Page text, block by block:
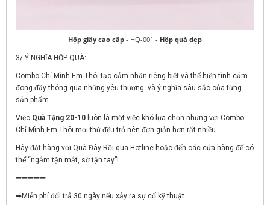
Hộp giấy cao cấp - HQ-001 - Hộp quà đẹp
3/ Ý NGHĨA HỘP QUÀ:
Combo Chỉ Mình Em Thôi tạo cảm nhận riêng biệt và thể hiện tình cảm
đong đầy thông qua những yêu thương và ý nghĩa sâu sắc của từng
sản phẩm.
Việc Quà Tặng 20-10 luôn là một việc khó lựa chọn nhưng với Combo
Chỉ Mình Em Thôi mọi thứ đều trở nên đơn giản hơn rất nhiều.
Hãy đặt hàng với Quà Đây Rồi qua Hotline hoặc đến các cửa hàng để có
thể “ngắm tận mắt, sờ tận tay”!
➖➖➖➖➖
➡Miễn phí đổi trả 30 ngày nếu xảy ra sự cố kỹ thuật